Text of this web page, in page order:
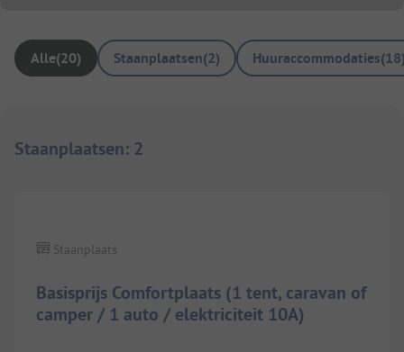
Alle(20) Staanplaatsen(2) Huuraccommodaties(18
Staanplaatsen: 2
Basisprijs Comfortplaats (1 tent, caravan of
camper / 1 auto / elektriciteit 10A)
Staanplaats